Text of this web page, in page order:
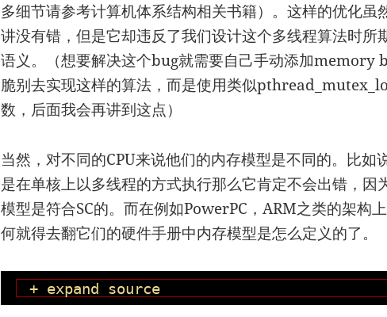
多细节请参考计算机体系结构相关书籍）。这样的优化虽
讲没有错，但是它却违反了我们设计这个多线程算法时所
语义。（想要解决这个bug就需要自己手动添加memory
脆别去实现这样的算法，而是使用类似
数，后面我会再讲到这点）
当然，对不同的CPU来说他们的内存模型是不同的。比如
是在单核上以多线程的方式执行那么它肯定不会出错，因
模型是符合SC的。而在例如PowerPC，ARM之类的架构
何就得去翻它们的硬件手册中内存模型是怎么定义的了。
+ expand source